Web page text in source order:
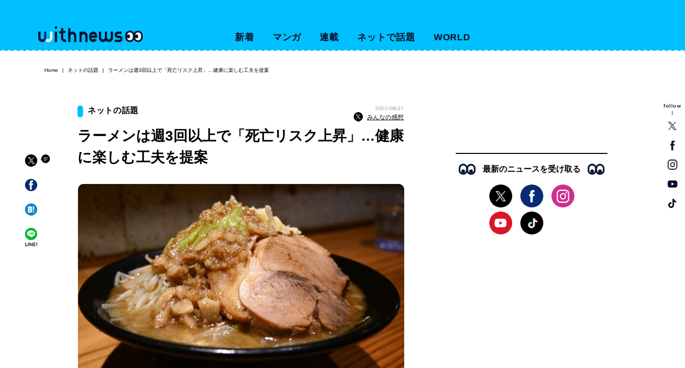
新着 マンガ 連載 ネットで話題 WORLD
follow
Home ネットの話題 ラーメンは週3回以上で「死亡リスク上昇」…健康に楽しむ工夫を提案
LINE!
ネットの話題 2025/08/27
みんなの感想
ラーメンは週3回以上で「死亡リスク上昇」…健康
に楽しむ工夫を提案
最新のニュースを受け取る